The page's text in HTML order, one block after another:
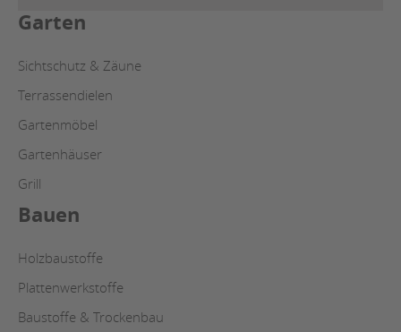
Garten
Sichtschutz & Zäune
Terrassendielen
Gartenmöbel
Gartenhäuser
Grill
Bauen
Holzbaustoffe
Plattenwerkstoffe
Baustoffe & Trockenbau